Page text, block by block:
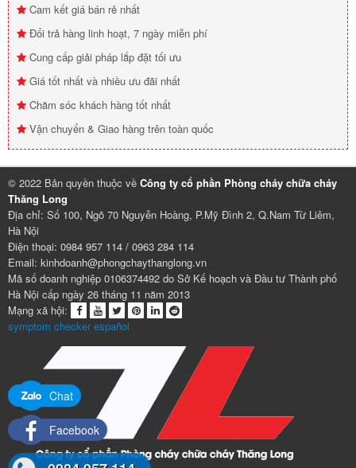
Cam kết giá bán rẻ nhất
Đổi trả hàng linh hoạt, 7 ngày miễn phí
Cung cấp giải pháp lắp đặt tối ưu
Giá tốt nhất và nhiều ưu đãi nhất
Chăm sóc khách hàng tốt nhất
Vận chuyển & Giao hàng trên toàn quốc
© 2022 Bản quyền thuộc về Công ty cổ phần Phòng cháy chữa cháy
Thăng Long
Địa chỉ: Số 100, Ngõ 70 Nguyễn Hoàng, P.Mỹ Đình 2, Q.Nam Từ Liêm,
Hà Nội
Điện thoại: 0984 957 114 / 0963 284 114
Email: kinhdoanh@phongchaythanglong.vn
Mã số doanh nghiệp 0106374492 do Sở Kế hoạch và Đầu tư Thành phố
Hà Nội cấp ngày 26 tháng 11 năm 2013
Mạng xã hội:
symptom checker español
Chat
Facebook